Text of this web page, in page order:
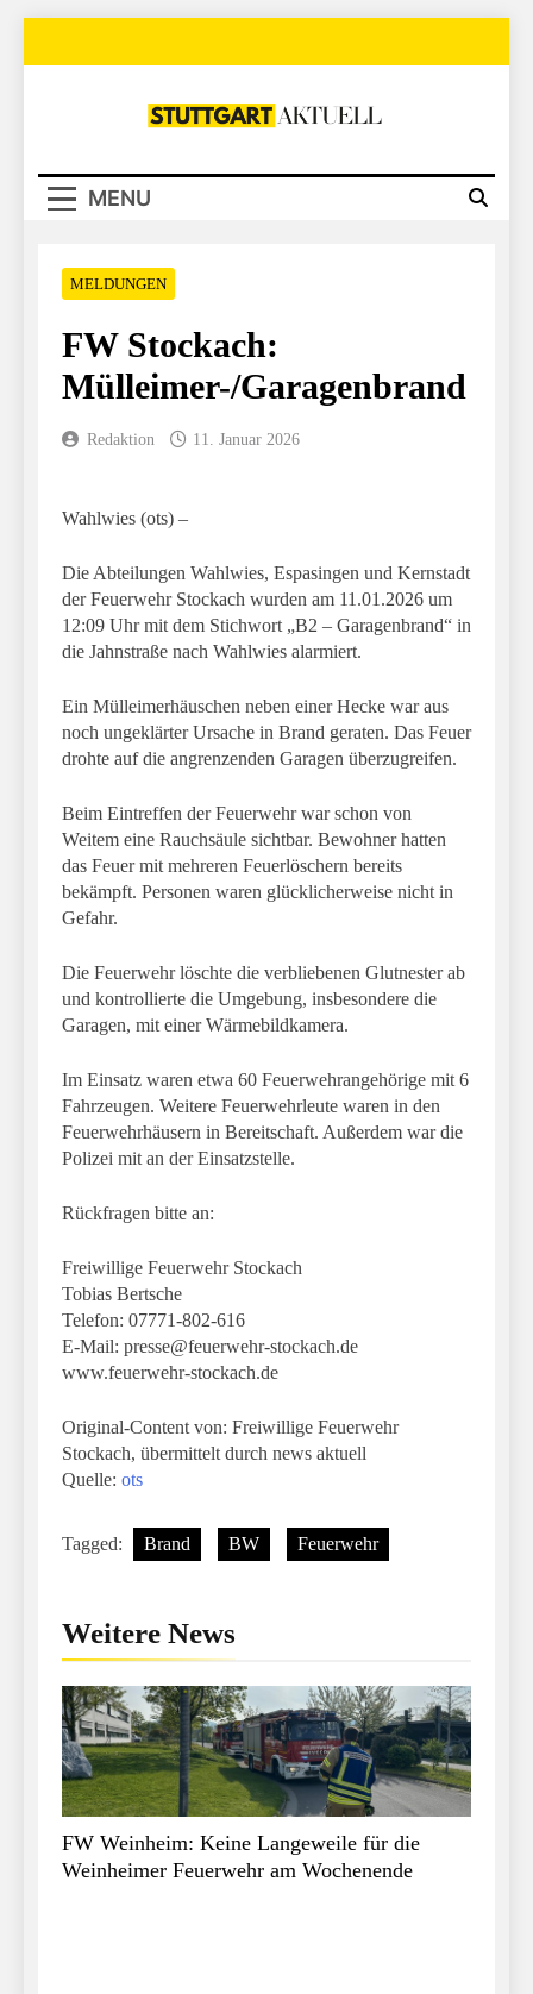
Stuttgart Aktuell
MENU
MELDUNGEN
FW Stockach:
Mülleimer-/Garagenbrand
Redaktion 11. Januar 2026
Wahlwies (ots) –
Die Abteilungen Wahlwies, Espasingen und Kernstadt
der Feuerwehr Stockach wurden am 11.01.2026 um
12:09 Uhr mit dem Stichwort „B2 – Garagenbrand“ in
die Jahnstraße nach Wahlwies alarmiert.
Ein Mülleimerhäuschen neben einer Hecke war aus
noch ungeklärter Ursache in Brand geraten. Das Feuer
drohte auf die angrenzenden Garagen überzugreifen.
Beim Eintreffen der Feuerwehr war schon von
Weitem eine Rauchsäule sichtbar. Bewohner hatten
das Feuer mit mehreren Feuerlöschern bereits
bekämpft. Personen waren glücklicherweise nicht in
Gefahr.
Die Feuerwehr löschte die verbliebenen Glutnester ab
und kontrollierte die Umgebung, insbesondere die
Garagen, mit einer Wärmebildkamera.
Im Einsatz waren etwa 60 Feuerwehrangehörige mit 6
Fahrzeugen. Weitere Feuerwehrleute waren in den
Feuerwehrhäusern in Bereitschaft. Außerdem war die
Polizei mit an der Einsatzstelle.
Rückfragen bitte an:
Freiwillige Feuerwehr Stockach
Tobias Bertsche
Telefon: 07771-802-616
E-Mail: presse@feuerwehr-stockach.de
www.feuerwehr-stockach.de
Original-Content von: Freiwillige Feuerwehr
Stockach, übermittelt durch news aktuell
Quelle: ots
Tagged: Brand BW Feuerwehr
Weitere News
FW Weinheim: Keine Langeweile für die
Weinheimer Feuerwehr am Wochenende